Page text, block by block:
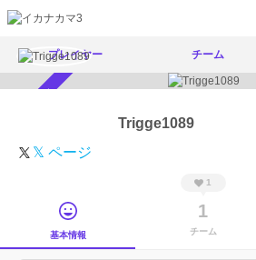
プレイヤー チーム
Trigge1089
𝕏 ページ
基本情報
1
1
チーム